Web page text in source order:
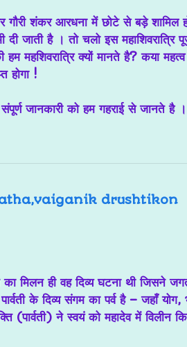
शंकर आरधना में छोटे से बड़े शामिल
जाती है । तो चलो इस महाशिवरात्रि
क्यों मानते है? कया
होगा !
संपूर्ण जानकारी को हम गहराई से जानते
मिलनही वह दिव्य घटना थी जिसने
के दिव्य संगमका पर्व है – जहाँ
(पार्वती) ने स्वयं को महादेव में विलीन